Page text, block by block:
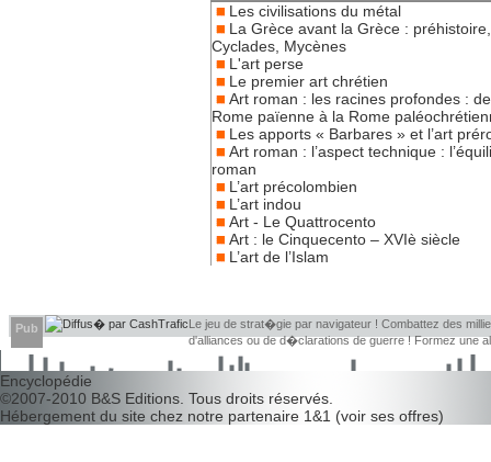
Les civilisations du métal
La Grèce avant la Grèce :
Cyclades, Mycènes
L'art perse
Le premier art chrétien
Art roman : les racines profondes :
Rome païenne à la Rome
Les apports « Barbares » et l’art
Art roman : l’aspect technique :
roman
L’art précolombien
L’art indou
Art - Le Quattrocento
Art : le Cinquecento – XVIè siècle
L’art de l’Islam
Pub
Le jeu de strat�gie par navigateur ! Combattez des
d'alliances ou de d�clarations de guerre ! Formez une
d�couvrir leurs faiblesses !
Encyclopédie
©2007-2010 B&S Editions . Tous droits réservés.
Hébergement du site chez notre partenaire 1&1 (voir ses offres)